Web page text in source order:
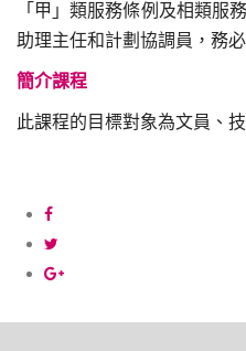
「甲」類服務條例及相類服
助理主任和計劃協調員，務
簡介課程
此課程的目標對象為文員、